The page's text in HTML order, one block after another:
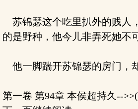
苏锦瑟这个吃里扒外的贱人
的是野种，他今儿非弄死她不
他一脚踹开苏锦瑟的房门，
第一卷 第94章 本侯超持久--